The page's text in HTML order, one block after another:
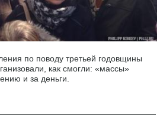
по поводу третьей годовщины
как смогли: «массы»
и за деньги.